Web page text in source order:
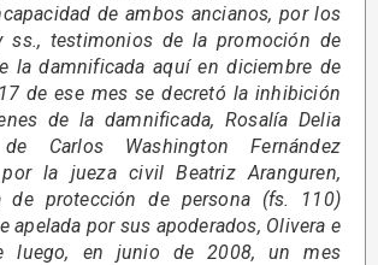
de ambos ancianos, por los
ss., testimonios de la promoción de
la damnificada aquí en diciembre de
de ese mes se decretó la inhibición
de la damnificada, Rosalía Delia
Carlos Washington Fernández
por la jueza civil Beatriz Aranguren,
de protección de persona (fs. 110)
apelada por sus apoderados, Olivera e
luego, en junio de 2008, un mes